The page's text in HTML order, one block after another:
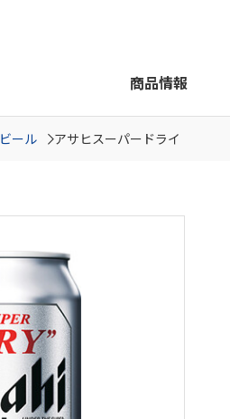
商品情報
ビール アサヒスーパードライ